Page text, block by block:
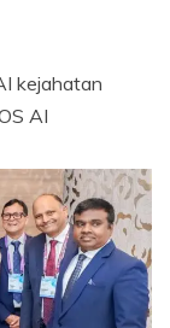
kejahatan
AI